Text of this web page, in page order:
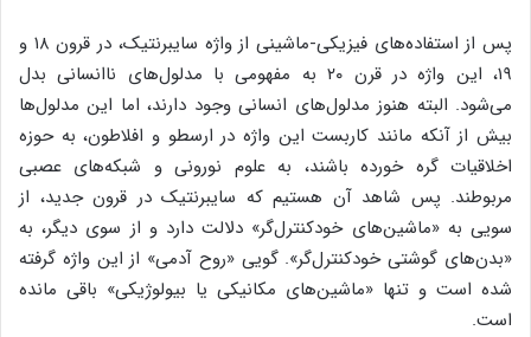
پس از استفاده‌های فیزیکی-ماشینی از واژه سایبرنتیک، در قرون ۱۸ و
۱۹، این واژه در قرن ۲۰ به مفهومی با مدلول‌های ناانسانی بدل
می‌شود. البته هنوز مدلول‌های انسانی وجود دارند، اما این مدلول‌ها
بیش از آنکه مانند کاربست این واژه در ارسطو و افلاطون، به حوزه
اخلاقیات گره خورده باشند، به علوم نورونی و شبکه‌های عصبی
مربوطند. پس شاهد آن هستیم که سایبرنتیک در قرون جدید، از
سویی به «ماشین‌های خودکنترل‌گر» دلالت دارد و از سوی دیگر، به
«بدن‌های گوشتی خودکنترل‌گر». گویی «روح آدمی» از این واژه گرفته
شده است و تنها «ماشین‌های مکانیکی یا بیولوژیکی» باقی مانده
است.